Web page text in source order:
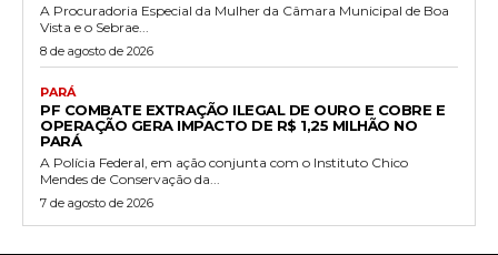
A Procuradoria Especial da Mulher da Câmara Municipal de Boa
Vista e o Sebrae...
8 de agosto de 2026
PARÁ
PF COMBATE EXTRAÇÃO ILEGAL DE OURO E COBRE E
OPERAÇÃO GERA IMPACTO DE R$ 1,25 MILHÃO NO
PARÁ
A Polícia Federal, em ação conjunta com o Instituto Chico
Mendes de Conservação da...
7 de agosto de 2026